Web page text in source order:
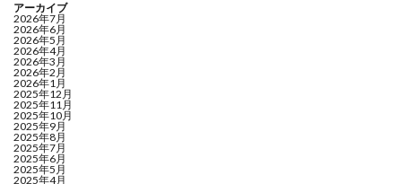
アーカイブ
2026年7月
2026年6月
2026年5月
2026年4月
2026年3月
2026年2月
2026年1月
2025年12月
2025年11月
2025年10月
2025年9月
2025年8月
2025年7月
2025年6月
2025年5月
2025年4月